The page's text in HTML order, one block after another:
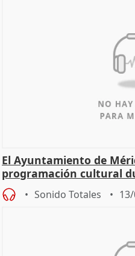
El Ayuntamiento de
programación cultural
Sonido Totales